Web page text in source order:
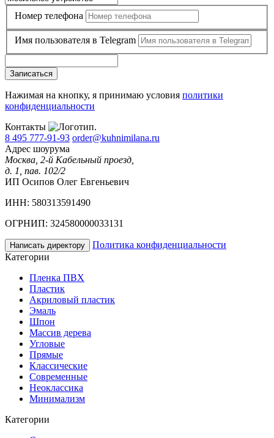
Номер телефона
Имя пользователя в Telegram
Записаться
Нажимая на кнопку, я принимаю условия политики
конфиденциальности
Контакты
8 495 777-91-93 order@kuhnimilana.ru
Адрес шоурума
Москва, 2-й Кабельный проезд,
д. 1, пав. 102/2
ИП Осипов Олег Евгеньевич
ИНН: 580313591490
ОГРНИП: 324580000033131
Написать директору
Политика конфиденциальности
Категории
Пленка ПВХ
Пластик
Акриловый пластик
Эмаль
Шпон
Массив дерева
Угловые
Прямые
Классические
Современные
Неоклассика
Минимализм
Категории